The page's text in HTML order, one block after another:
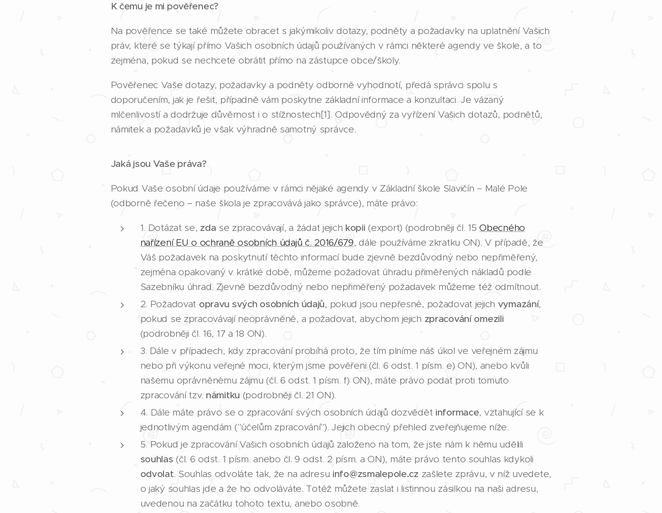
K čemu je mi pověřenec?
Na pověřence se také můžete obracet s jakýmikoliv dotazy, podněty a požadavky na uplatnění Vašich
práv, které se týkají přímo Vašich osobních údajů používaných v rámci některé agendy ve škole, a to
zejména, pokud se nechcete obrátit přímo na zástupce obce/školy.
Pověřenec Vaše dotazy, požadavky a podněty odborně vyhodnotí, předá správci spolu s
doporučením, jak je řešit, případně vám poskytne základní informace a konzultaci. Je vázaný
mlčenlivostí a dodržuje důvěrnost i o stížnostech[1]. Odpovědný za vyřízení Vašich dotazů, podnětů,
námitek a požadavků je však výhradně samotný správce.
Jaká jsou Vaše práva?
Pokud Vaše osobní údaje používáme v rámci nějaké agendy v Základní škole Slavičín – Malé Pole
(odborně řečeno – naše škola je zpracovává jako správce), máte právo:
1. Dotázat se, zda se zpracovávají, a žádat jejich kopii (export) (podrobněji čl. 15Obecného
nařízení EU o ochraně osobních údajů č. 2016/679, dále používáme zkratku ON). V případě, že
Váš požadavek na poskytnutí těchto informací bude zjevně bezdůvodný nebo nepřiměřený,
zejména opakovaný v krátké době, můžeme požadovat úhradu přiměřených nákladů podle
Sazebníku úhrad. Zjevně bezdůvodný nebo nepřiměřený požadavek můžeme též odmítnout.
2. Požadovat opravu svých osobních údajů, pokud jsou nepřesné, požadovat jejich vymazání,
pokud se zpracovávají neoprávněně, a požadovat, abychom jejich zpracování omezili
(podrobněji čl. 16, 17 a 18 ON).
3. Dále v případech, kdy zpracování probíhá proto, že tím plníme náš úkol ve veřejném zájmu
nebo při výkonu veřejné moci, kterým jsme pověřeni (čl. 6 odst. 1 písm. e) ON), anebo kvůli
našemu oprávněnému zájmu (čl. 6 odst. 1 písm. f) ON), máte právo podat proti tomuto
zpracování tzv. námitku (podrobněji čl. 21 ON).
4. Dále máte právo se o zpracování svých osobních údajů dozvědět informace, vztahující se k
jednotlivým agendám ("účelům zpracování"). Jejich obecný přehled zveřejňujeme níže.
5. Pokud je zpracování Vašich osobních údajů založeno na tom, že jste nám k němu udělili
souhlas (čl. 6 odst. 1 písm. anebo čl. 9 odst. 2 písm. a ON), máte právo tento souhlas kdykoli
odvolat. Souhlas odvoláte tak, že na adresu info@zsmalepole.cz zašlete zprávu, v níž uvedete,
o jaký souhlas jde a že ho odvoláváte. Totéž můžete zaslat i listinnou zásilkou na naši adresu,
uvedenou na začátku tohoto textu, anebo osobně.